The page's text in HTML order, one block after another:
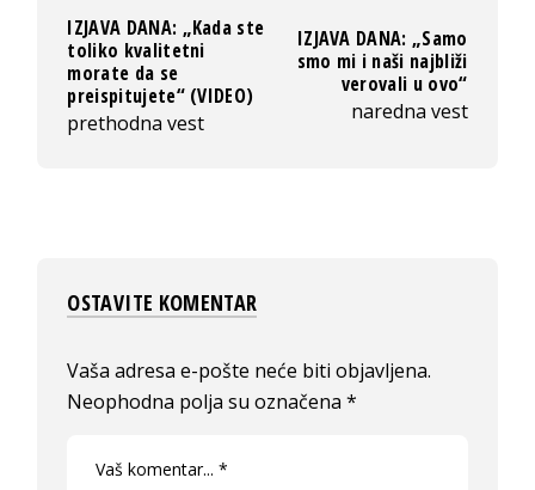
IZJAVA DANA: „Kada ste
toliko kvalitetni
morate da se
preispitujete“ (VIDEO)
prethodna vest
IZJAVA DANA: „Samo
smo mi i naši najbliži
verovali u ovo“
naredna vest
OSTAVITE KOMENTAR
Vaša adresa e-pošte neće biti objavljena.
Neophodna polja su označena*